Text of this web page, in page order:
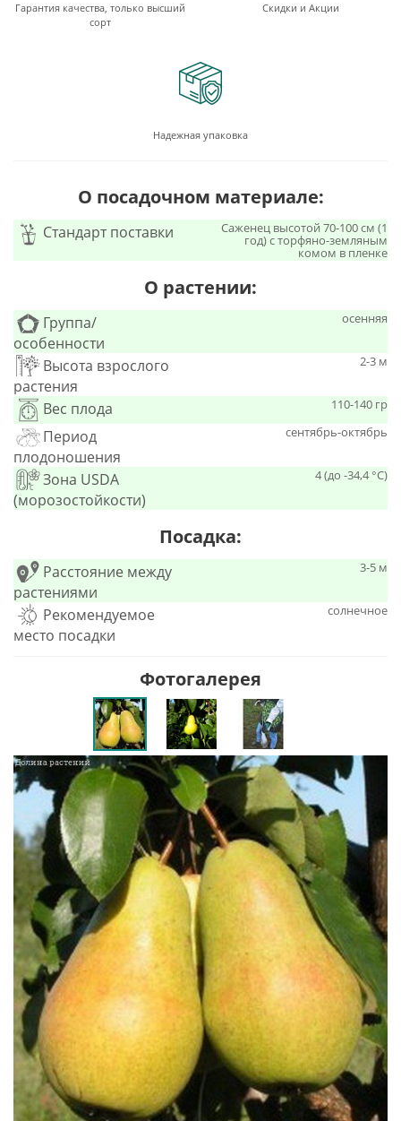
Гарантия качества, только высший
сорт
Скидки и Акции
Надежная упаковка
О посадочном материале:
Стандарт поставки Саженец высотой 70-100 см (1
год) с торфяно-земляным
комом в пленке
О растении:
Группа/
особенности
осенняя
Высота взрослого
растения
2-3 м
Вес плода 110-140 гр
Период
плодоношения
сентябрь-октябрь
Зона USDA
(морозостойкости)
4 (до -34,4 °С)
Посадка:
Расстояние между
растениями
3-5 м
Рекомендуемое
место посадки
солнечное
Фотогалерея